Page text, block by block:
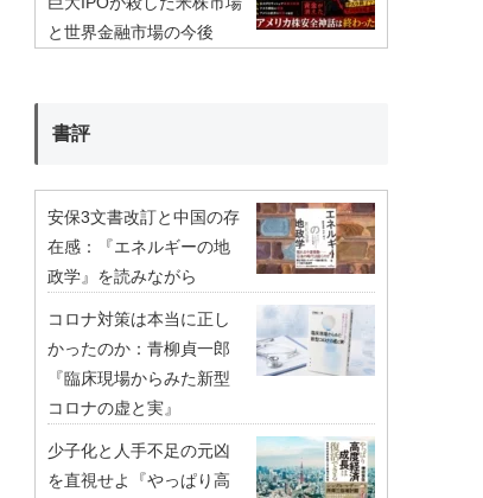
と世界金融市場の今後
書評
安保3文書改訂と中国の存
在感：『エネルギーの地
政学』を読みながら
コロナ対策は本当に正し
かったのか：青柳貞一郎
『臨床現場からみた新型
コロナの虚と実』
少子化と人手不足の元凶
を直視せよ『やっぱり高